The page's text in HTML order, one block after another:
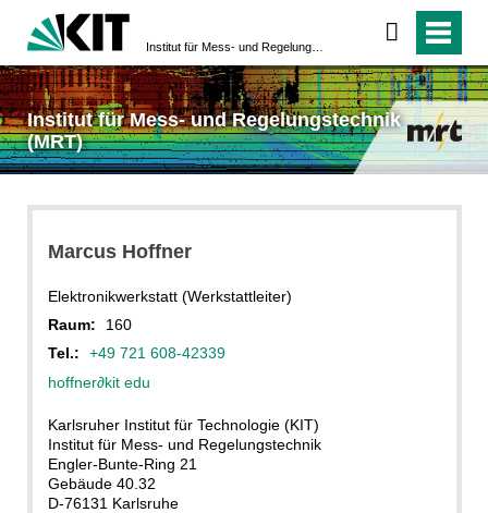
Institut für Mess- und Regelungstechnik
(MRT)
Marcus Hoffner
Elektronikwerkstatt (Werkstattleiter)
Raum:
160
Tel.:
+49 721 608-42339
hoffner∂kit edu
Karlsruher Institut für Technologie (KIT)
Institut für Mess- und Regelungstechnik
Engler-Bunte-Ring 21
Gebäude 40.32
D-76131 Karlsruhe